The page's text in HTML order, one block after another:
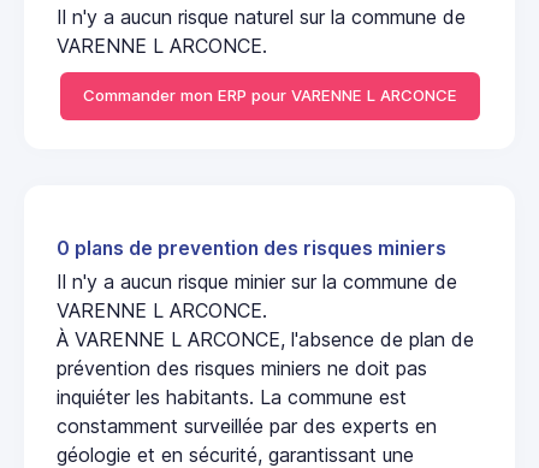
Il n'y a aucun risque naturel sur la commune de
VARENNE L ARCONCE.
Commander mon ERP pour VARENNE L ARCONCE
0 plans de prevention des risques miniers
Il n'y a aucun risque minier sur la commune de
VARENNE L ARCONCE.
À VARENNE L ARCONCE, l'absence de plan de
prévention des risques miniers ne doit pas
inquiéter les habitants. La commune est
constamment surveillée par des experts en
géologie et en sécurité, garantissant une